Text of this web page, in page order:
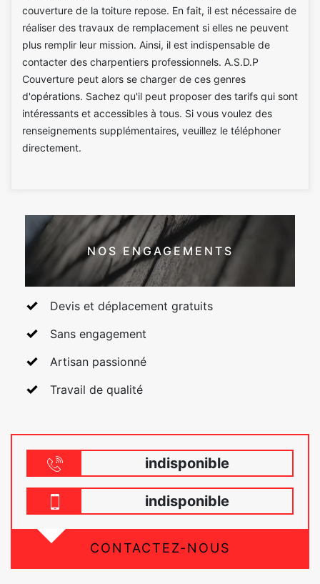
couverture de la toiture repose. En fait, il est nécessaire de
réaliser des travaux de remplacement si elles ne peuvent
plus remplir leur mission. Ainsi, il est indispensable de
contacter des charpentiers professionnels. A.S.D.P
Couverture peut alors se charger de ces genres
d'opérations. Sachez qu'il peut proposer des tarifs qui sont
intéressants et accessibles à tous. Si vous voulez des
renseignements supplémentaires, veuillez le téléphoner
directement.
NOS ENGAGEMENTS
Devis et déplacement gratuits
Sans engagement
Artisan passionné
Travail de qualité
indisponible
indisponible
CONTACTEZ-NOUS